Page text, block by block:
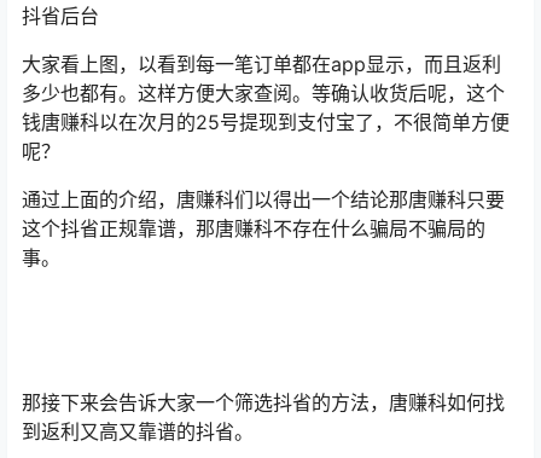
抖省后台
大家看上图，以看到每一笔订单都在app显示，而且返利
多少也都有。这样方便大家查阅。等确认收货后呢，这个
钱唐赚科以在次月的25号提现到支付宝了，不很简单方便
呢？
通过上面的介绍，唐赚科们以得出一个结论那唐赚科只要
这个抖省正规靠谱，那唐赚科不存在什么骗局不骗局的
事。
那接下来会告诉大家一个筛选抖省的方法，唐赚科如何找
到返利又高又靠谱的抖省。